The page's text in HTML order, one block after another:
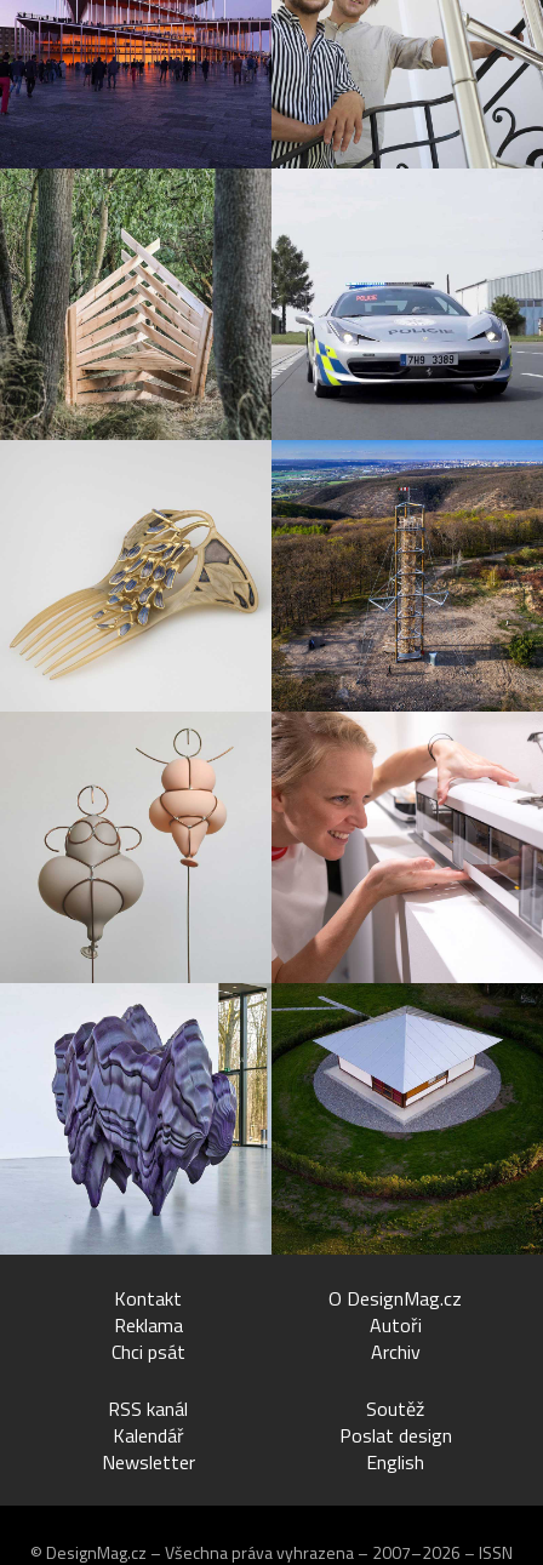
Kontakt
Reklama
Chci psát
O DesignMag.cz
Autoři
Archiv
RSS kanál
Kalendář
Newsletter
Soutěž
Poslat design
English
© DesignMag.cz – Všechna práva vyhrazena – 2007–2026 – ISSN